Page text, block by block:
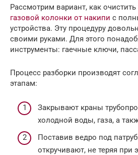
Рассмотрим вариант, как
газовой колонки от накипи с
устройства. Эту процедуру
своими руками. Для этого
инструменты: гаечные ключи,
Процесс разборки производят
этапам:
Закрывают краны
холодной воды, газа, а
Поставив ведро под
откручивают, не теряя при